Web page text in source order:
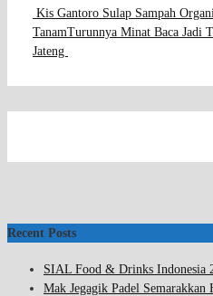
Kis Gantoro Sulap Sampah
TanamTurunnya Minat Baca Jadi
Jateng
Recent Posts
SIAL Food & Drinks Indonesia
Mak Jegagik Padel Semarakkan